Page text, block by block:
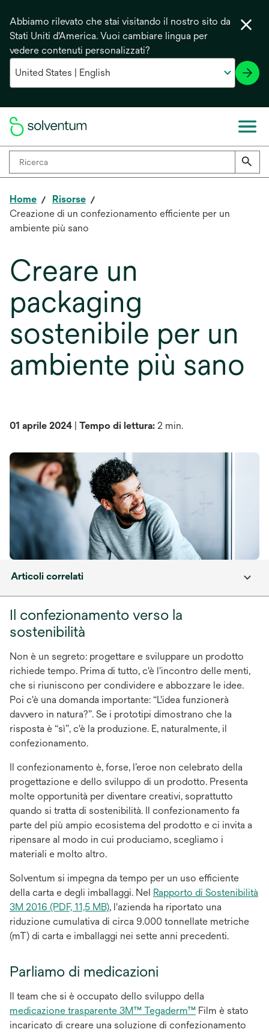
Abbiamo rilevato che stai visitando il nostro sito da
Stati Uniti d'America. Vuoi cambiare lingua per
vedere contenuti personalizzati?
Home
Risorse
Creazione di un confezionamento efficiente per un
ambiente più sano
Creare un
packaging
sostenibile per un
ambiente più sano
01 aprile 2024 | Tempo di lettura: 2 min.
Articoli correlati
Il confezionamento verso la
sostenibilità
Non è un segreto: progettare e sviluppare un prodotto
richiede tempo. Prima di tutto, c'è l'incontro delle menti,
che si riuniscono per condividere e abbozzare le idee.
Poi c'è una domanda importante: “L'idea funzionerà
davvero in natura?”. Se i prototipi dimostrano che la
risposta è “sì”, c'è la produzione. E, naturalmente, il
confezionamento.
Il confezionamento è, forse, l’eroe non celebrato della
progettazione e dello sviluppo di un prodotto. Presenta
molte opportunità per diventare creativi, soprattutto
quando si tratta di sostenibilità. Il confezionamento fa
parte del più ampio ecosistema del prodotto e ci invita a
ripensare al modo in cui produciamo, scegliamo i
materiali e molto altro.
Solventum si impegna da tempo per un uso efficiente
della carta e degli imballaggi. Nel Rapporto di Sostenibilità
3M 2016 (PDF, 11,5 MB)si
apre
in
nuova
scheda
, l'azienda ha riportato una
riduzione cumulativa di circa 9.000 tonnellate metriche
(mT) di carta e imballaggi nei sette anni precedenti.
Parliamo di medicazioni
Il team che si è occupato dello sviluppo della
medicazione trasparente 3M™ Tegaderm™ Film è stato
incaricato di creare una soluzione di confezionamento